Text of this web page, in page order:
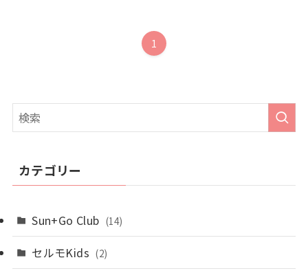
1
カテゴリー
Sun+Go Club (14)
セルモKids (2)